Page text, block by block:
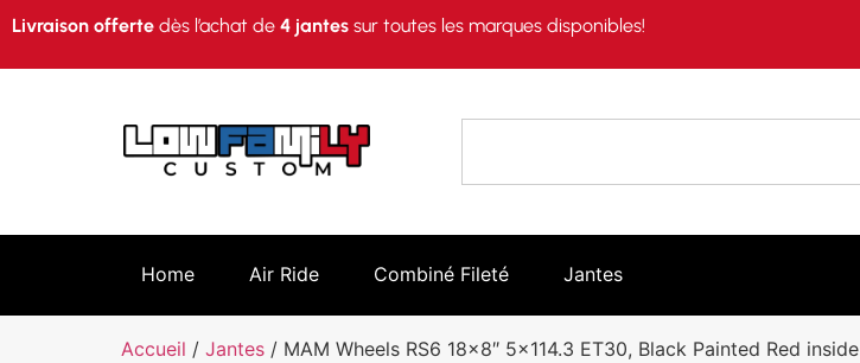
Livraison offerte dès l’achat de 4 jantes sur toutes les marques disponibles!
Home Air Ride Combiné Fileté Jantes
Accueil / Jantes / MAM Wheels RS6 18×8″ 5×114.3 ET30, Black Painted Red inside